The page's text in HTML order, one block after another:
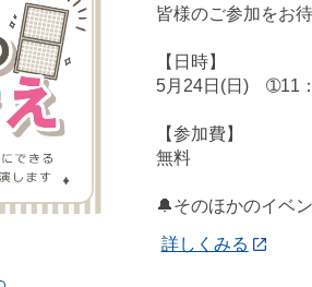
皆様のご参加をお
【日時】
5月24日(日) ➀11
【参加費】
無料
🔔そのほかのイベ
詳しくみる